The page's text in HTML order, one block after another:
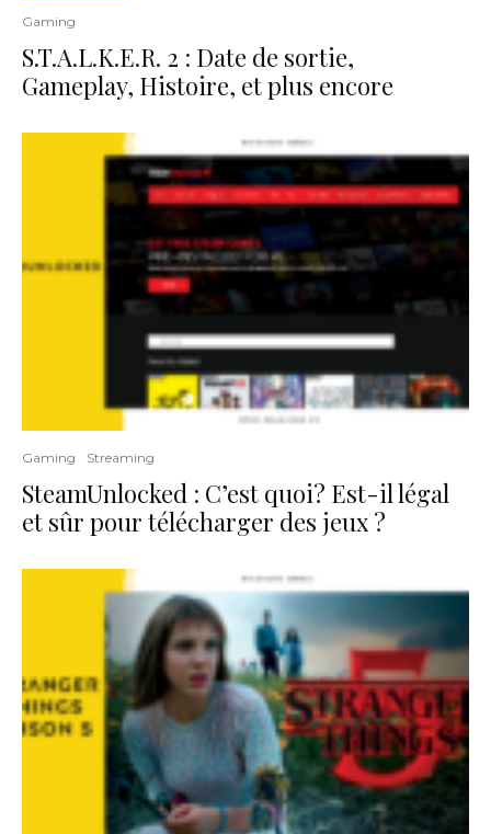
Gaming
S.T.A.L.K.E.R. 2 : Date de sortie,
Gameplay, Histoire, et plus encore
Gaming Streaming
SteamUnlocked : C’est quoi? Est-il légal
et sûr pour télécharger des jeux ?